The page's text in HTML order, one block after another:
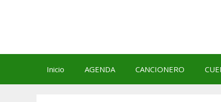
Inicio AGENDA CANCIONERO